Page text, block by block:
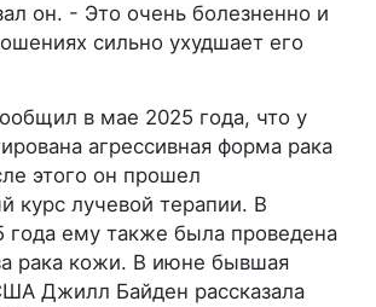
он. - Это очень болезненно и
сильно ухудшает его
в мае 2025 года, что у
агрессивная форма рака
этого он прошел
курс лучевой терапии. В
года ему также была проведена
рака кожи. В июне бывшая
Джилл Байден рассказала